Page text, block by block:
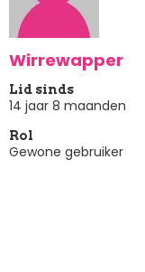
Wirrewapper
Lid sinds
14 jaar 8 maanden
Rol
Gewone gebruiker